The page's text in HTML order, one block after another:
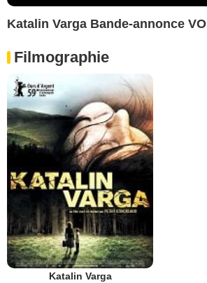
Katalin Varga Bande-annonce VO
Filmographie
Katalin Varga